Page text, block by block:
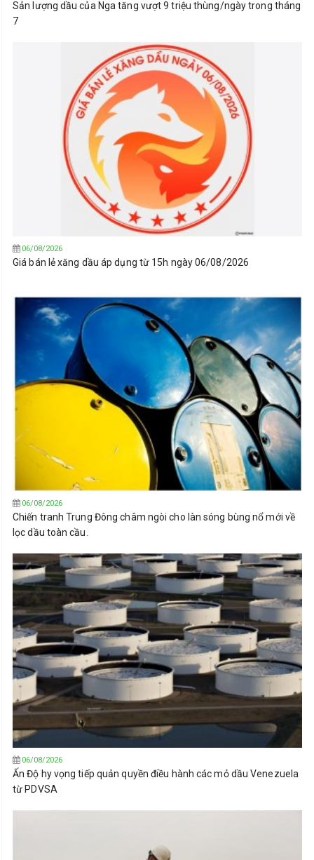
Sản lượng dầu của Nga tăng vượt 9 triệu thùng/ngày trong tháng
7
06/08/2026
Giá bán lẻ xăng dầu áp dụng từ 15h ngày 06/08/2026
06/08/2026
Chiến tranh Trung Đông châm ngòi cho làn sóng bùng nổ mới về
lọc dầu toàn cầu.
06/08/2026
Ấn Độ hy vọng tiếp quản quyền điều hành các mỏ dầu Venezuela
từ PDVSA